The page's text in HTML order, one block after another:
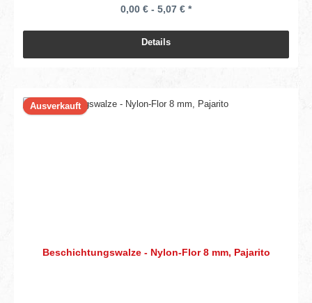
0,00 € - 5,07 € *
Details
Ausverkauft
Beschichtungswalze - Nylon-Flor 8 mm, Pajarito